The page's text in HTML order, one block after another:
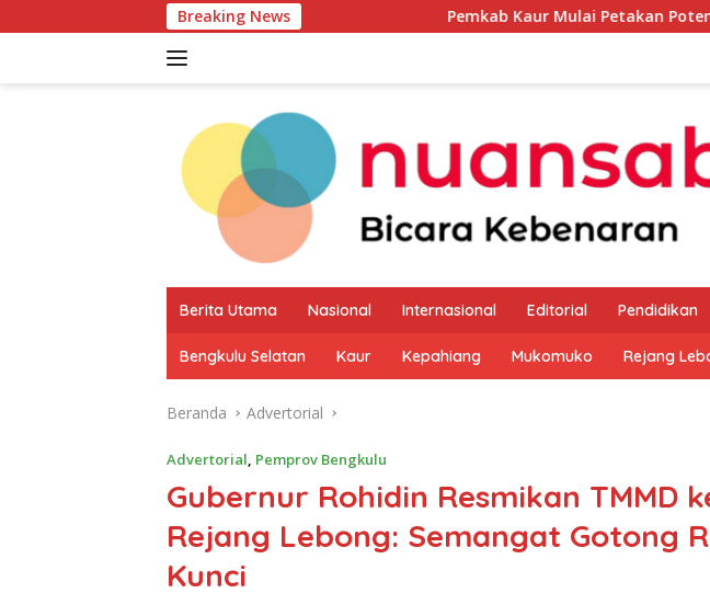
ke
Breaking News Pemkab Kaur Mulai Petakan Potensi Produk
Berita Utama Nasional Internasional Editorial Pendidikan
Bengkulu Selatan Kaur Kepahiang Mukomuko Rejang
Beranda Advertorial
Advertorial, Pemprov Bengkulu
Gubernur Rohidin Resmikan TMMD
Rejang Lebong: Semangat Gotong
Kunci